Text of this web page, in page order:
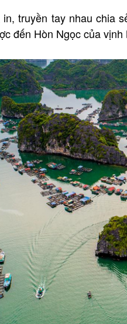
truyền tay nhau chia
đến Hòn Ngọc của vịnh